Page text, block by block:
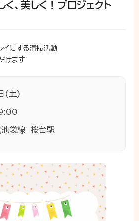
く、美しく！プロジェクト
イにする清掃活動
けます
(土)
池袋線 桜台駅